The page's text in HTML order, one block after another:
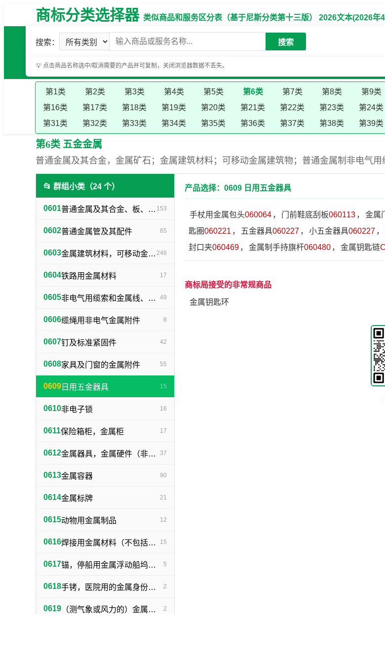
商标分类选择器类似商品和服务区分表（基于尼斯分类第十三版） 2026文本(2026年
搜索： 搜索
💡 点击商品名称选中/取消需要的产品并可复制，关闭浏览器数据不丢失。
第1类 第2类 第3类 第4类 第5类 第6类 第7类 第8类 第9类
第16类
第17类 第18类 第19类 第20类 第21类 第22类 第23类 第24类
第31类
第32类 第33类 第34类 第35类 第36类 第37类 第38类 第39类
第6类 五金金属
普通金属及其合金，金属矿石；金属建筑材料；可移动金属建筑物；普通金属制非电气
📂 群组小类（24 个）
0601 普通金属及其合金、板、各种型材（不包括焊接及铁路用金属材料） 153
0602普通金属管及其配件 65
0603 金属建筑材料，可移动金属建筑物（不包括建筑小五金） 246
0604铁路用金属材料 17
0605 非电气用缆索和金属线、网、带 49
0606缆绳用非电气金属附件 8
0607钉及标准紧固件 42
0608家具及门窗的金属附件 55
0609 日用五金器具 15
0610非电子锁 16
0611保险箱柜，金属柜 17
0612 金属器具，金属硬件（非机器零件） 37
0613金属容器 90
0614金属标牌 21
0615动物用金属制品 12
0616 焊接用金属材料（不包括塑料焊丝） 15
0617 锚，停船用金属浮动船坞，金属下锚桩 5
0618 手铐，医院用的金属身份证明手镯 2
0619 （测气象或风力的）金属浆叶，金属风标 2
产品选择：0609 日用五金器具
手杖用金属包头060064 ， 门前鞋底刮板060113 ， 金属
匙圈060221 ， 五金器具060227 ， 小五金器具060227 ，
封口夹060469 ， 金属制手持旗杆060480 ， 金属钥匙链
商标局接受的非常规商品
金属钥匙环